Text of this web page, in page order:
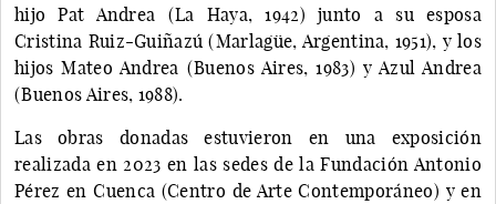
hijo Pat Andrea (La Haya, 1942) junto a su esposa
Cristina Ruiz-Guiñazú (Marlagüe, Argentina, 1951), y los
hijos Mateo Andrea (Buenos Aires, 1983) y Azul Andrea
(Buenos Aires, 1988).
Las obras donadas estuvieron en una exposición
realizada en 2023 en las sedes de la Fundación Antonio
Pérez en Cuenca (Centro de Arte Contemporáneo) y en